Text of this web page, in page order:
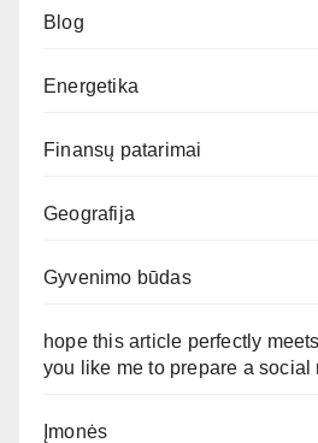
Blog
Energetika
Finansų patarimai
Geografija
Gyvenimo būdas
hope this article perfectly
you like me to prepare a social
Įmonės